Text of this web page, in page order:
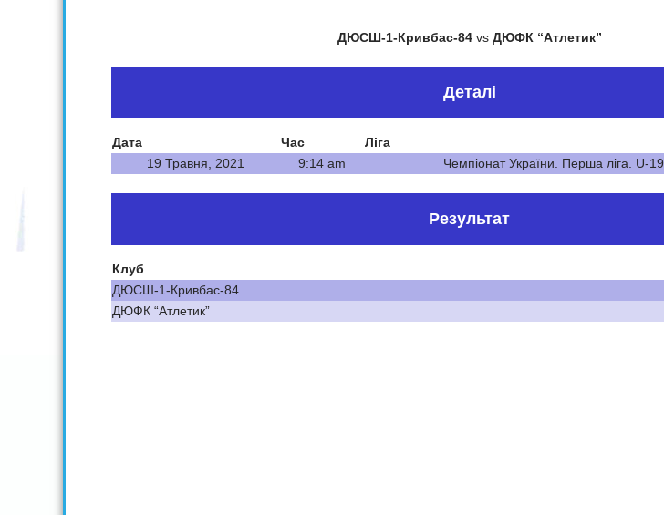
ДЮСШ-1-Кривбас-84 vs ДЮФК “Атлетик”
Деталі
Дата Час Ліга
19 Травня, 2021
9:14 am Чемпіонат України. Перша ліга. U-19
Результат
Клуб
ДЮСШ-1-Кривбас-84
ДЮФК “Атлетик”